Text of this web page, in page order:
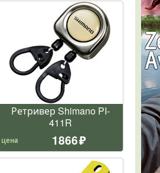
Ретривер Shimano PI-
411R
цена 1866